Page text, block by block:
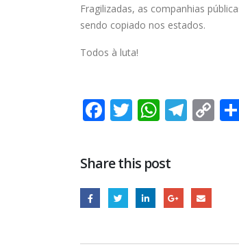
Fragilizadas, as companhias
sendo copiado nos estados.
Todos à luta!
Facebook
Twitter
Share this post